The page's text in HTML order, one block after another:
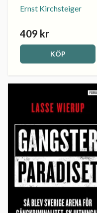
Ernst Kirchsteiger
409 kr
KÖP